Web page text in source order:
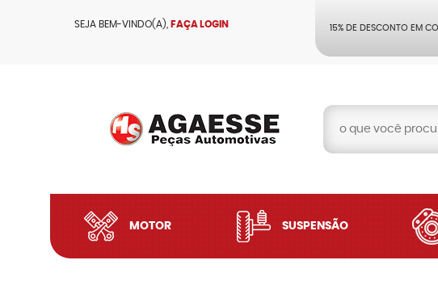
SEJA BEM-VINDO(A), FAÇA LOGIN 15% DE DESCONTO EM
MOTOR SUSPENSÃO